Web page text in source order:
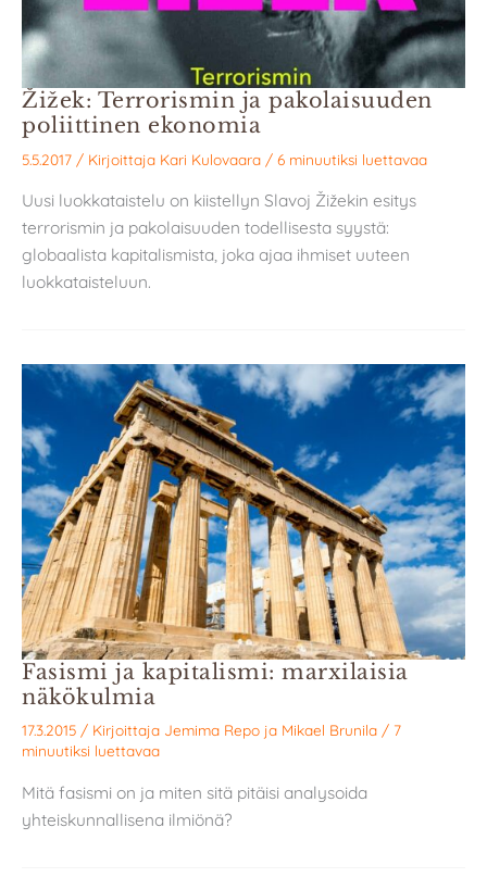
Žižek: Terrorismin ja pakolaisuuden
poliittinen ekonomia
5.5.2017 / Kirjoittaja Kari Kulovaara / 6 minuutiksi luettavaa
Uusi luokkataistelu on kiistellyn Slavoj Žižekin esitys
terrorismin ja pakolaisuuden todellisesta syystä:
globaalista kapitalismista, joka ajaa ihmiset uuteen
luokkataisteluun.
Fasismi ja kapitalismi: marxilaisia
näkökulmia
17.3.2015 / Kirjoittaja Jemima Repo ja Mikael Brunila / 7
minuutiksi luettavaa
Mitä fasismi on ja miten sitä pitäisi analysoida
yhteiskunnallisena ilmiönä?